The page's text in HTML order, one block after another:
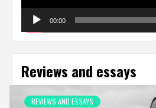
00:00
Reviews and essays
REVIEWS AND ESSAYS